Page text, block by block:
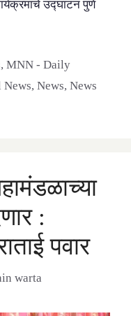
उद्घाटन पुणे
,MNN - Daily
News, News, News
:
पवार
warta